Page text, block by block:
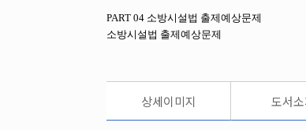
PART 04 소방시설법 출제예상문제
소방시설법 출제예상문제
상세이미지 도서